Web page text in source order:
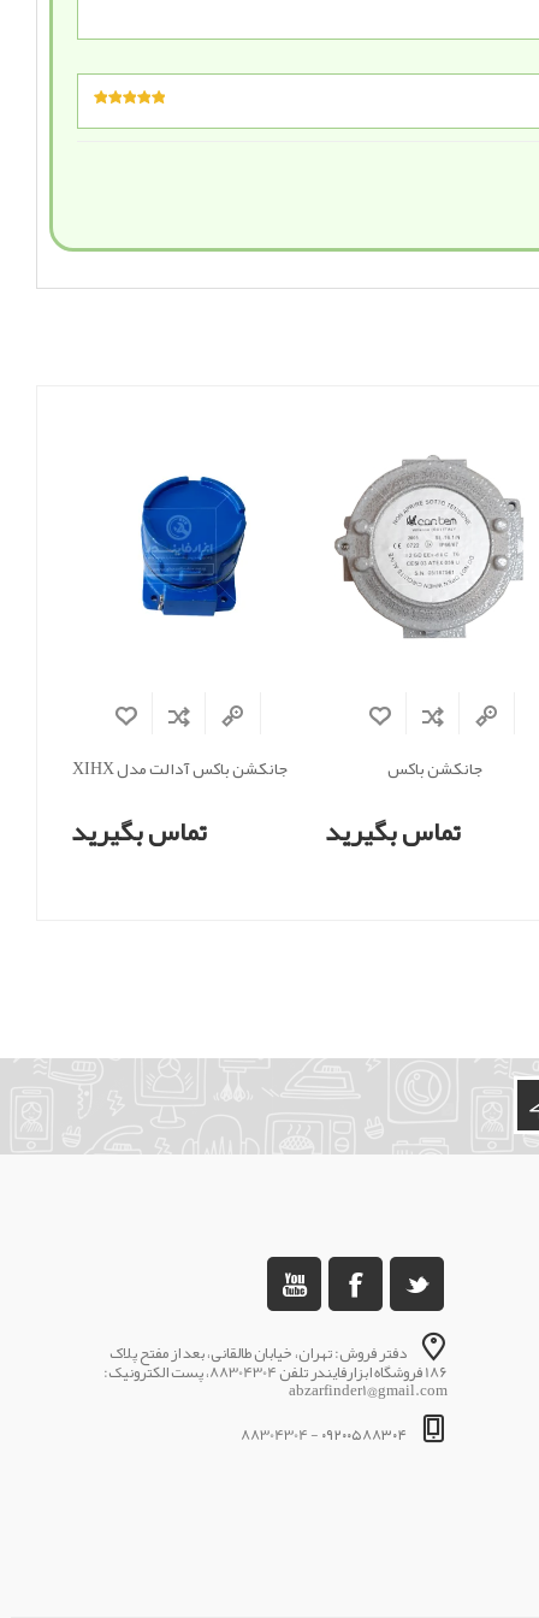
جانکشن باکس
تماس بگیرید
جانکشن باکس آدالت مدل XIHX
تماس بگیرید
دفتر فروش: تهران، خیابان طالقانی، بعد از مفتح پلاک
186 فروشگاه ابزارفایندر تلفن 88304304، پست الکترونیک:
abzarfinder1@gmail.com
۰۹۲۰۰۵۸۸۳۰۴ - 88304304